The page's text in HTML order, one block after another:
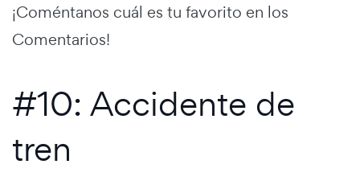
¡Coméntanos cuál es tu favorito en los
Comentarios!
#10: Accidente de
tren